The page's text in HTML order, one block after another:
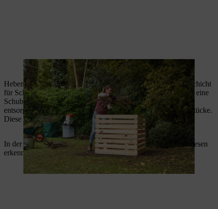
Wasser sollte aus Ihrem Komposter ungehindert ablaufen können.
Heben Sie nun das alte Kompostmaterial mit einer Schaufel Schicht
für Schicht ab und schütten Sie es durch ein Durchwurfsieb in eine
Schubkarre. Wiederholen Sie diesen Vorgang mehrfach und
entsorgen Sie alle zurückbleibenden Steine, Äste und Wurzelstücke.
Diese sollten nicht auf Ihre Beete gelangen.
In der Schubkarre sollte sich nun frischer Humus befinden. Diesen
erkennen Sie daran, dass er zerfällt und feinkrümelig ist.